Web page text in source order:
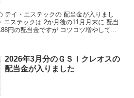
テイ・エステックの 配当金が入りまし
エステックは 2か月後の11月月末に 配当
円の配当金ですが コツコツ増やしてい
2026年3月分のＧＳＩクレオスの
配当金が入りました